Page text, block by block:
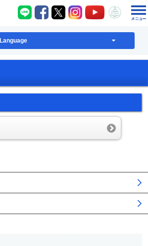
八千代町LINE
八千代町Facebook
八千代町X八千代町Instagram
八千代町八千代
Language